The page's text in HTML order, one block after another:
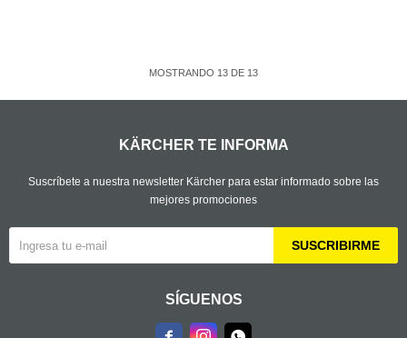
MOSTRANDO 13 DE 13
SÍGUENOS
KÄRCHER TE INFORMA
Suscríbete a nuestra newsletter Kärcher para estar informado sobre las
mejores promociones
SUSCRIBIRME